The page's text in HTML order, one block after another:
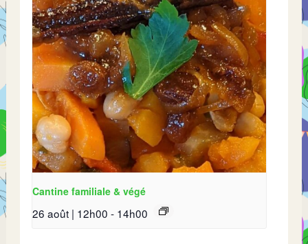
Cantine familiale & végé
26 août | 12h00 - 14h00